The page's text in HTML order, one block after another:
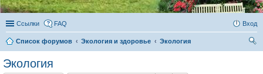
Ссылки FAQ Вход
Список форумов Экология и здоровье
Экология
Экология